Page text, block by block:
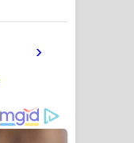
›